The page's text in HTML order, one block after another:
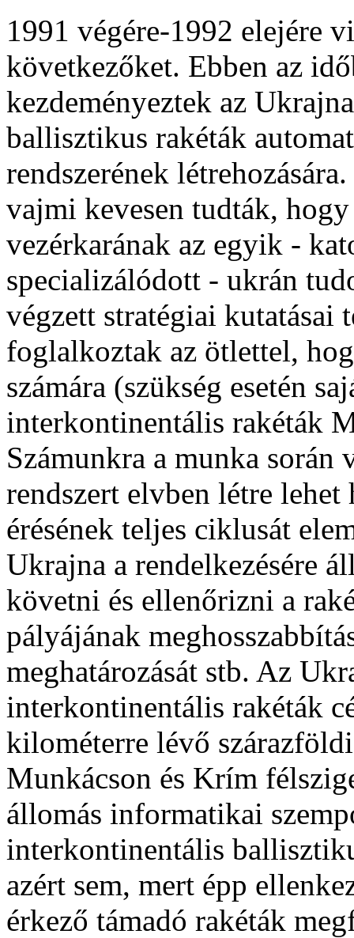
1991 végére-1992 elejére
következőket. Ebben az
kezdeményeztek az
ballisztikus rakéták
rendszerének
vajmi kevesen tudták,
vezérkarának az egyik -
specializálódott - ukrán
végzett stratégiai kutatásai
foglalkoztak az ötlettel,
számára (szükség esetén
interkontinentális rakéták
Számunkra a munka
rendszert elvben létre
érésének teljes ciklusát
Ukrajna a rendelkezésére
követni és ellenőrizni a
pályájának
meghatározását stb. Az
interkontinentális rakéták
kilométerre lévő
Munkácson és Krím
állomás informatikai
interkontinentális
azért sem, mert épp
érkező támadó rakéták